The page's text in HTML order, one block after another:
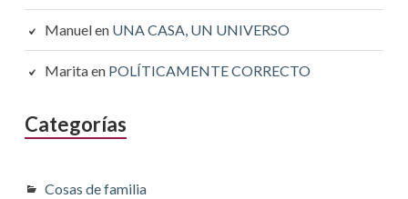
Manuelen UNA CASA, UN UNIVERSO
Maritaen POLÍTICAMENTE CORRECTO
Categorías
Cosas de familia